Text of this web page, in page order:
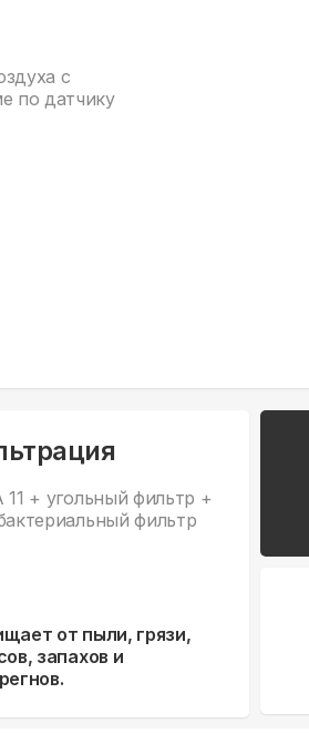
с
по датчику
11 + угольный фильтр +
фильтр
от пыли, грязи,
запахов и